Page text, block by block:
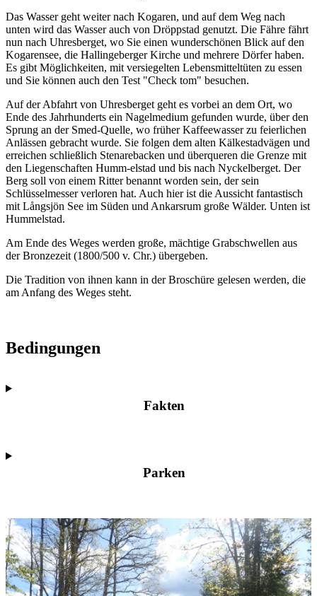
Das Wasser geht weiter nach Kogaren, und auf dem Weg nach
unten wird das Wasser auch von Dröppstad genutzt. Die Fähre fährt
nun nach Uhresberget, wo Sie einen wunderschönen Blick auf den
Kogarensee, die Hallingeberger Kirche und mehrere Dörfer haben.
Es gibt Möglichkeiten, mit versiegelten Lebensmitteltüten zu essen
und Sie können auch den Test "Check tom" besuchen.
Auf der Abfahrt von Uhresberget geht es vorbei an dem Ort, wo
Ende des Jahrhunderts ein Nagelmedium gefunden wurde, über den
Sprung an der Smed-Quelle, wo früher Kaffeewasser zu feierlichen
Anlässen gebracht wurde. Sie folgen dem alten Kälkestadvägen und
erreichen schließlich Stenarebacken und überqueren die Grenze mit
den Liegenschaften Humm-elstad und bis nach Nyckelberget. Der
Berg soll von einem Ritter benannt worden sein, der sein
Schlüsselmesser verloren hat. Auch hier ist die Aussicht fantastisch
mit Långsjön See im Süden und Ankarsrum große Wälder. Unten ist
Hummelstad.
Am Ende des Weges werden große, mächtige Grabschwellen aus
der Bronzezeit (1800/500 v. Chr.) übergeben.
Die Tradition von ihnen kann in der Broschüre gelesen werden, die
am Anfang des Weges steht.
Bedingungen
Fakten
Parken
Bildergalerie